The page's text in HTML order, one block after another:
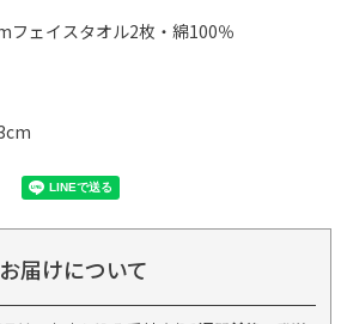
ェイスタオル2枚・綿100％
お届けについて